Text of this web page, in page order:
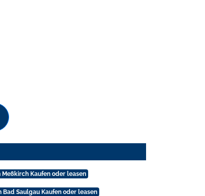
Meßkirch Kaufen oder leasen
Bad Saulgau Kaufen oder leasen